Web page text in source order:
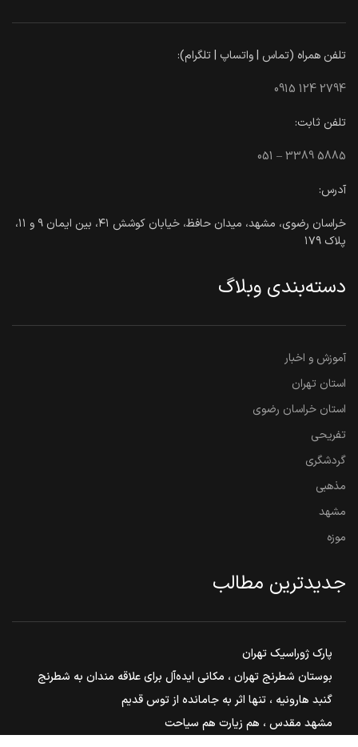
تلفن همراه (تماس | واتساپ | تلگرام):
0915 124 2794
تلفن ثابت:
051 – 3389 5885
آدرس:
خراسان رضوی، مشهد، میدان حافظ، خیابان کوشش ۴۱، بین ایمان ۹ و ۱۱،
پلاک ۱۷۹
دسته‌بندی وبلاگ
آموزش و اخبار
استان تهران
استان خراسان رضوی
تفریحی
گردشگری
مذهبی
مشهد
موزه
جدیدترین مطالب
پارک ژوراسیک تهران
بوستان شطرنج تهران ، مکانی ایده‌آل برای علاقه مندان به شطرنج
گنبد هارونیه ، تنها اثر به جامانده از توس قدیم
مشهد مقدس ، هم زیارت هم سیاحت